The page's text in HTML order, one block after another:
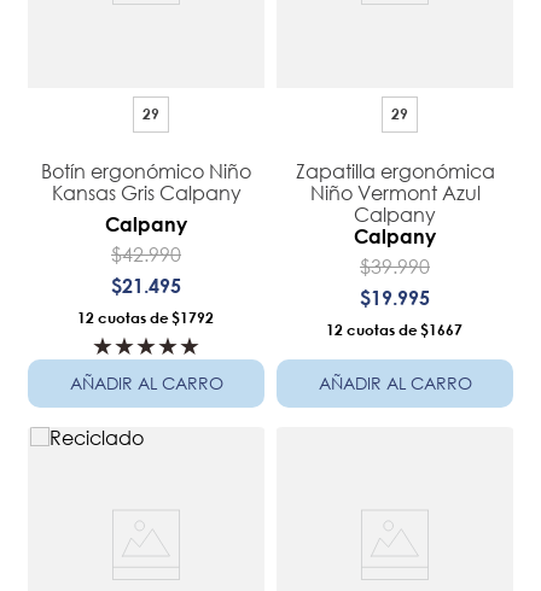
29
Botín ergonómico Niño
Kansas Gris Calpany
Calpany
$42.990
$21 495
12 $1792
★★★★★
AÑADIR AL CARRO
29
Zapatilla ergonómica
Niño Vermont Azul
Calpany
Calpany
$39.990
$19 995
12 $1667
AÑADIR AL CARRO